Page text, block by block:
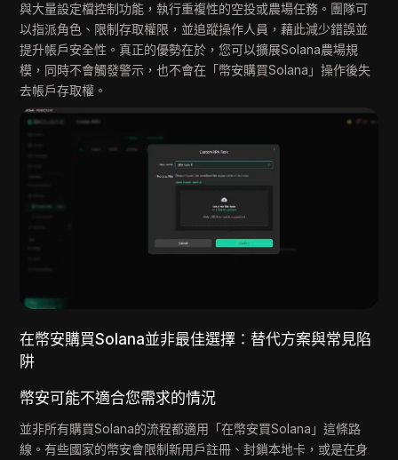
與大量設定檔控制功能，執行重複性的空投或農場任務。團隊可
以指派角色、限制存取權限，並追蹤操作人員，藉此減少錯誤並
提升帳戶安全性。真正的優勢在於，您可以擴展Solana農場規
模，同時不會觸發警示，也不會在「幣安購買Solana」操作後失
去帳戶存取權。
在幣安購買Solana並非最佳選擇：替代方案與常見陷
阱
幣安可能不適合您需求的情況
並非所有購買Solana的流程都適用「在幣安買Solana」這條路
線。有些國家的幣安會限制新用戶註冊、封鎖本地卡，或是在身